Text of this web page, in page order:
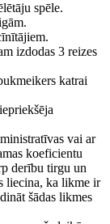
spēle.
izdodas 3 reizes
katrai
vai ar
koeficientu
derību tirgu un
liecina, ka likme ir
šādas likmes